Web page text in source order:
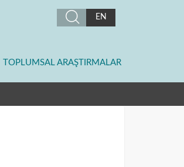
EN
TOPLUMSAL ARAŞTIRMALAR